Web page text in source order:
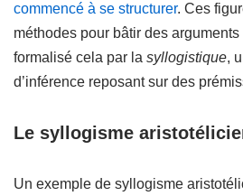
commencé à se structurer. Ces
méthodes pour bâtir des
formalisé cela par la syllogistique,
d’inférence reposant sur des
Le syllogisme
Un exemple de syllogisme